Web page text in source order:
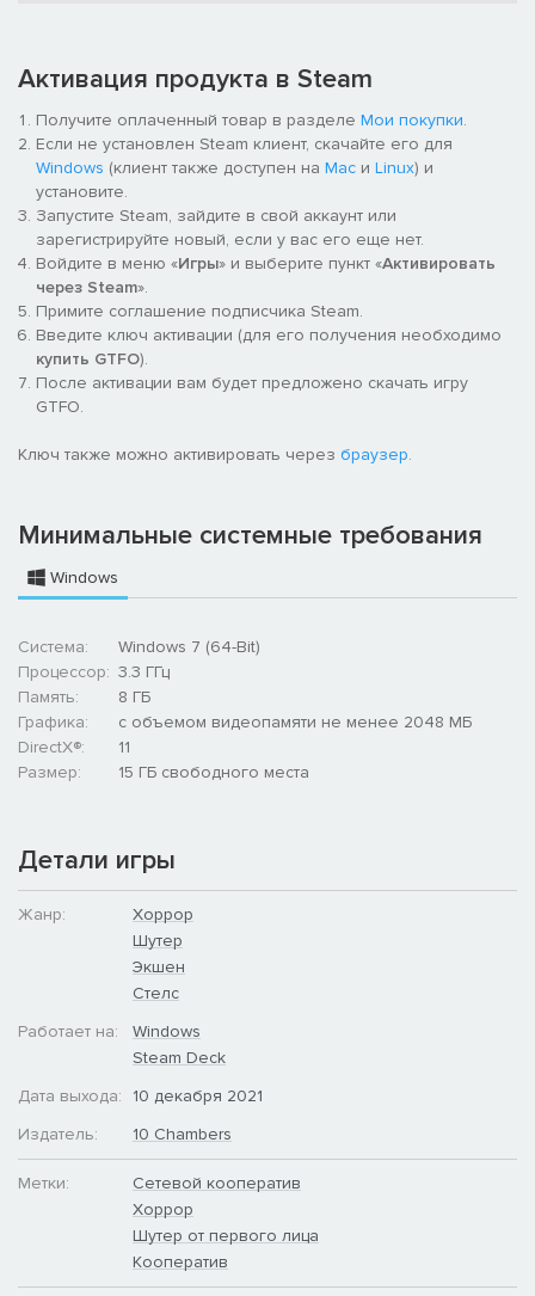
Активация продукта в Steam
Получите оплаченный товар в разделе Мои покупки.
Если не установлен Steam клиент, скачайте его для
Windows (клиент также доступен на Mac и Linux) и
установите.
Запустите Steam, зайдите в свой аккаунт или
зарегистрируйте новый, если у вас его еще нет.
Войдите в меню «Игры» и выберите пункт «Активировать
через Steam».
Примите соглашение подписчика Steam.
Введите ключ активации (для его получения необходимо
купить GTFO).
После активации вам будет предложено скачать игру
GTFO.
Ключ также можно активировать через браузер.
Минимальные системные требования
Windows
Система:
Windows 7 (64-Bit)
Процессор: 3.3 ГГц
Память:
8 ГБ
Графика:
с объемом видеопамяти не менее 2048 МБ
DirectX®:
11
Размер:
15 ГБ свободного места
Детали игры
Жанр:
Хоррор
Шутер
Экшен
Стелс
Работает на:
Windows
Steam Deck
Дата выхода:
10 декабря 2021
Издатель:
10 Chambers
Метки:
Сетевой кооператив
Хоррор
Шутер от первого лица
Кооператив